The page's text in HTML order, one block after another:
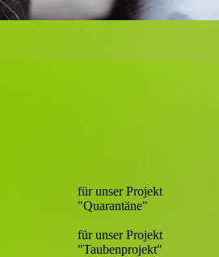
für unser Projekt
"Quarantäne"
für unser Projekt
"Taubenprojekt"